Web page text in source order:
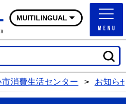
つくばみらい市消費生
MUITILINGUAL
消費生活センター > お知ら